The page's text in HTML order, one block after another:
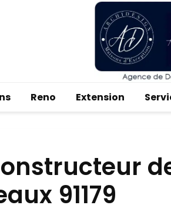
Reno Extension
91179